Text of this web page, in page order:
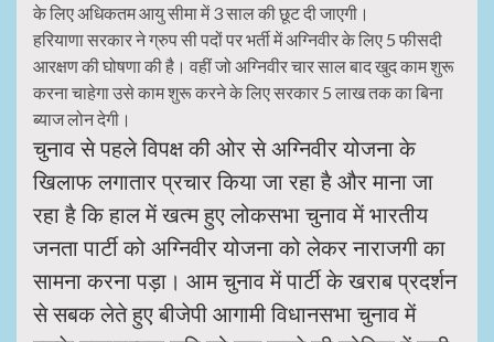
के लिए अधिकतम आयु सीमा में 3 साल की छूट दी जाएगी।
हरियाणा सरकार ने ग्रुप सी पदों पर भर्ती में अग्निवीर के लिए 5 फीसदी
आरक्षण की घोषणा की है। वहीं जो अग्निवीर चार साल बाद खुद काम शुरू
करना चाहेगा उसे काम शुरू करने के लिए सरकार 5 लाख तक का बिना
ब्याज लोन देगी।
चुनाव से पहले विपक्ष की ओर से अग्निवीर योजना के
खिलाफ लगातार प्रचार किया जा रहा है और माना जा
रहा है कि हाल में खत्म हुए लोकसभा चुनाव में भारतीय
जनता पार्टी को अग्निवीर योजना को लेकर नाराजगी का
सामना करना पड़ा। आम चुनाव में पार्टी के खराब प्रदर्शन
से सबक लेते हुए बीजेपी आगामी विधानसभा चुनाव में